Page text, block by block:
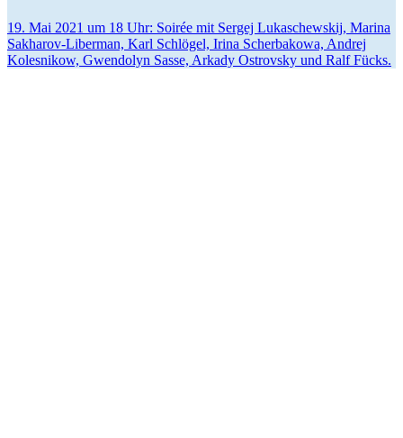
19. Mai 2021 um 18 Uhr: Soirée mit Sergej Lukaschewskij, Marina
Sakharov-Liberman, Karl Schlögel, Irina Scher­bakowa, Andrej
Koles­nikow, Gwendolyn Sasse, Arkady Ostrovsky und Ralf Fücks.